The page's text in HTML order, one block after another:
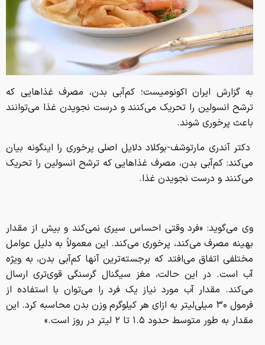
به گزارش ایران اکونومیست؛ کم‌آبی بدن، مصرف غذا‌هایی که
ترشح انسولین را تحریک می‌کنند و درست نجویدن غذا می‌توانند
باعث پرخوری شوند.
دکتر آندری مارتوشف-بوکلاد دلایل اصلی پرخوری را اینگونه بیان
می‌کند: کم‌آبی بدن، مصرف غذا‌هایی که ترشح انسولین را تحریک
می‌کنند و درست نجویدن غذا.
وی می‌گوید: «فرد وقتی احساس سیری نمی‌کند و بیش از مقدار
بهینه مصرف می‌کند، پرخوری می‌کند. این معمولاً به دلیل عوامل
مختلفی اتفاق می‌افتد که برجسته‌ترین آنها کم‌آبی بدن، به ویژه
آب است. در این حالت، مغز سیگنال گرسنگی قوی‌تری ارسال
می‌کند. مقدار آب مورد نیاز یک فرد را می‌توان با استفاده از
فرمول ۳۰ میلی‌لیتر به ازای هر کیلوگرم وزن بدن محاسبه کرد. این
مقدار به طور متوسط ​​حدود ۱.۵ تا ۲ لیتر در روز است.»